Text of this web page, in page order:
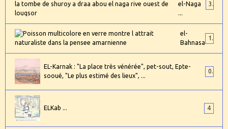
el-Naga
...
3
el-
Bahnasa
1
EL-Karnak : "La place très vénérée", pet-sout, Epte-
sooué, "Le plus estimé des lieux", ...
0
ELKab ... 4